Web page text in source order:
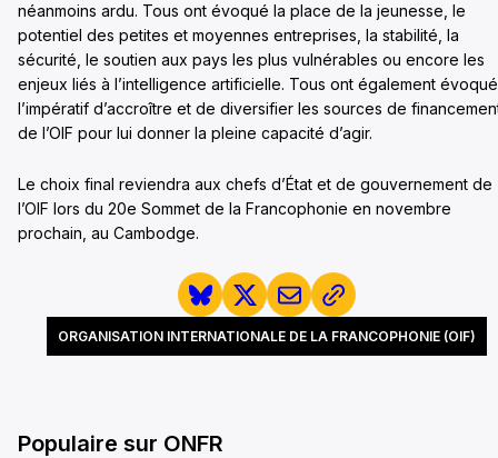
néanmoins ardu. Tous ont évoqué la place de la jeunesse, le
potentiel des petites et moyennes entreprises, la stabilité, la
sécurité, le soutien aux pays les plus vulnérables ou encore les
enjeux liés à l’intelligence artificielle. Tous ont également évoqué
l’impératif d’accroître et de diversifier les sources de
de l’OIF pour lui donner la pleine capacité d’agir.
Le choix final reviendra aux chefs d’État et de gouvernement de
l’OIF lors du 20e Sommet de la Francophonie en novembre
prochain, au Cambodge.
ORGANISATION INTERNATIONALE DE LA FRANCOPHONIE (OIF)
Populaire sur ONFR